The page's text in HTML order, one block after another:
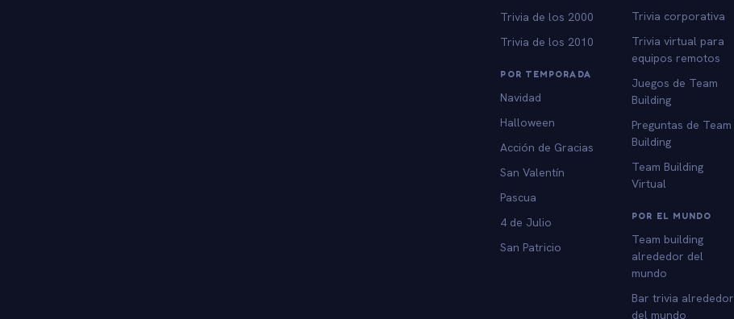
Trivia de los 2000
Trivia de los 2010
POR TEMPORADA
Navidad
Halloween
Acción de Gracias
San Valentín
Pascua
4 de Julio
San Patricio
Trivia corporativa
Trivia virtual para
equipos remotos
Juegos de Team
Building
Preguntas de Team
Building
Team Building
Virtual
POR EL MUNDO
Team building
alrededor del
mundo
Bar trivia alrededor
del mundo